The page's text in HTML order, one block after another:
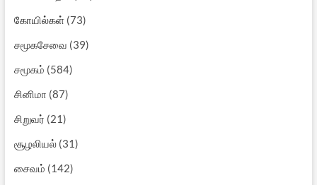
கோயில்கள்(73)
சமூகசேவை (39)
சமூகம் (584)
சினிமா (87)
சிறுவர் (21)
சூழலியல்(31)
சைவம் (142)